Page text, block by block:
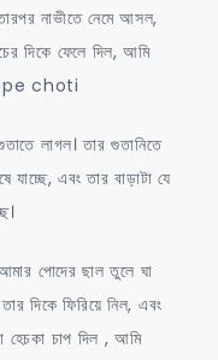
নাভীতে নেমে আসল,
দিকে ফেলে দিল, আমি
rape choti
লাগল। তার গুতানিতে
এবং তার বাড়াটা যে
পোদের ছাল তুলে ঘা
দিকে ফিরিয়ে নিল, এবং
হেচকা চাপ দিল , আমি